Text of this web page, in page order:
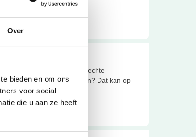
Over
bieden en om ons
voor social
die u aan ze heeft
Wil jij je wel eens een echte
kasteelbewoner voelen? Dat kan op
Kasteel Huis Bergh!